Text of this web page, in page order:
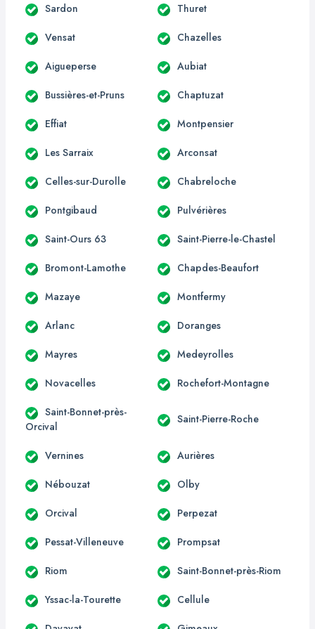
Sardon Thuret
Vensat Chazelles
Aigueperse Aubiat
Bussières-et-Pruns Chaptuzat
Effiat Montpensier
Les Sarraix Arconsat
Celles-sur-Durolle Chabreloche
Pontgibaud Pulvérières
Saint-Ours 63 Saint-Pierre-le-Chastel
Bromont-Lamothe Chapdes-Beaufort
Mazaye Montfermy
Arlanc Doranges
Mayres Medeyrolles
Novacelles Rochefort-Montagne
Saint-Bonnet-près-
Orcival
Saint-Pierre-Roche
Vernines Aurières
Nébouzat Olby
Orcival Perpezat
Pessat-Villeneuve Prompsat
Riom Saint-Bonnet-près-Riom
Yssac-la-Tourette Cellule